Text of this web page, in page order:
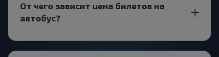
От чего зависит цена билетов на
автобус?